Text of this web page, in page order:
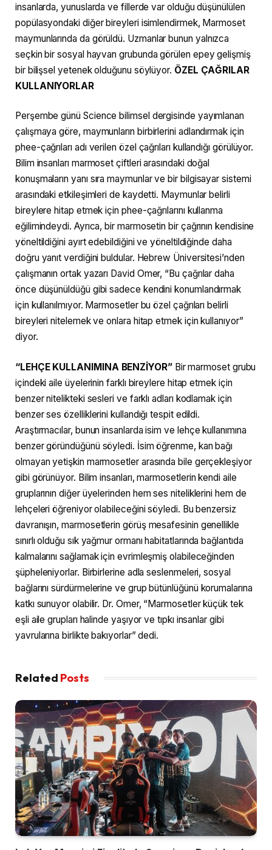
insanlarda, yunuslarda ve fillerde var olduğu düşünülülen
popülasyondaki diğer bireyleri isimlendirmek, Marmoset
maymunlarında da görüldü. Uzmanlar bunun yalnızca
seçkin bir sosyal hayvan grubunda görülen epey gelişmiş
bir bilişsel yetenek olduğunu söylüyor. ÖZEL ÇAĞRILAR
KULLANIYORLAR
Perşembe günü Science bilimsel dergisinde yayımlanan
çalışmaya göre, maymunların birbirlerini adlandırmak için
phee-çağrıları adı verilen özel çağrıları kullandığı görülüyor.
Bilim insanları marmoset çiftleri arasındaki doğal
konuşmaların yanı sıra maymunlar ve bir bilgisayar sistemi
arasındaki etkileşimleri de kaydetti. Maymunlar belirli
bireylere hitap etmek için phee-çağrılarını kullanma
eğilimindeydi. Ayrıca, bir marmosetin bir çağrının kendisine
yöneltildiğini ayırt edebildiğini ve yöneltildiğinde daha
doğru yanıt verdiğini buldular. Hebrew Üniversitesi’nden
çalışmanın ortak yazarı David Omer, “Bu çağrılar daha
önce düşünüldüğü gibi sadece kendini konumlandırmak
için kullanılmıyor. Marmosetler bu özel çağrıları belirli
bireyleri nitelemek ve onlara hitap etmek için kullanıyor”
diyor.
“LEHÇE KULLANIMINA BENZİYOR”Bir marmoset grubu
içindeki aile üyelerinin farklı bireylere hitap etmek için
benzer nitelikteki sesleri ve farklı adları kodlamak için
benzer ses özelliklerini kullandığı tespit edildi.
Araştırmacılar, bunun insanlarda isim ve lehçe kullanımına
benzer göründüğünü söyledi. İsim öğrenme, kan bağı
olmayan yetişkin marmosetler arasında bile gerçekleşiyor
gibi görünüyor. Bilim insanları, marmosetlerin kendi aile
gruplarının diğer üyelerinden hem ses niteliklerini hem de
lehçeleri öğreniyor olabileceğini söyledi. Bu benzersiz
davranışın, marmosetlerin görüş mesafesinin genellikle
sınırlı olduğu sık yağmur ormanı habitatlarında bağlantıda
kalmalarını sağlamak için evrimleşmiş olabileceğinden
şüpheleniyorlar. Birbirlerine adla seslenmeleri, sosyal
bağlarını sürdürmelerine ve grup bütünlüğünü korumalarına
katkı sunuyor olabilir. Dr. Omer, “Marmosetler küçük tek
eşli aile grupları halinde yaşıyor ve tıpkı insanlar gibi
yavrularına birlikte bakıyorlar” dedi.
Related Posts